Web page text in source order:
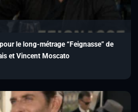
le long-métrage “Feignasse” de
et Vincent Moscato